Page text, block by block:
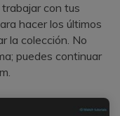
con tus
hacer los últimos
la colección. No
puedes continuar